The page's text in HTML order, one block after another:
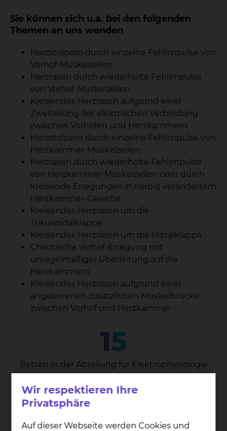
Sie können sich u.a. bei den folgenden
Themen an uns wenden
Herzstolpern durch einzelne Fehlimpulse von
Vorhof-Muskelzellen
Herzrasen durch wiederholte Fehlimpulse
von Vorhof-Muskelzellen
Kreisendes Herzrasen aufgrund einer
Zweiteilung der elektrischen Verbindung
zwischen Vorhöfen und Herzkammern
Herzstolpern durch einzelne Fehlimpulse von
Herzkammer-Muskelzellen
Herzrasen durch wiederholte Fehlimpulse
von Herzkammer-Muskelzellen oder durch
kreisende Erregungen in narbig verändertem
Herzkammer-Gewebe
Kreisendes Herzrasen um die
Trikuspidalklappe
Kreisendes Herzrasen um die Mitralklappe
Chaotische Vorhof-Erregung mit
unregelmäßiger Überleitung auf die
Herzkammern
Kreisendes Herzrasen aufgrund einer
angeborenen zusätzlichen Muskelbrücke
zwischen Vorhof und Herzkammer
15
Betten in der Abteilung für Elektrophysiologie
852
Ablationen im Jahr 2025
Wir respektieren Ihre
Privatsphäre
Auf dieser Webseite werden Cookies und